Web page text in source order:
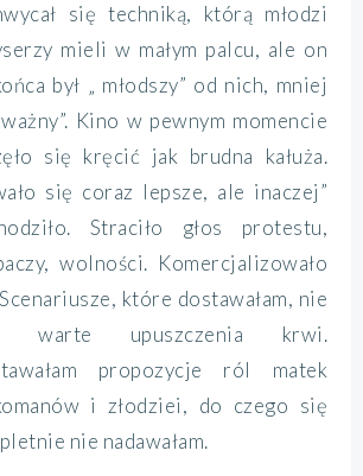
się techniką, którą młodzi
mieli w małym palcu, ale on
był „ młodszy” od nich, mniej
Kino w pewnym momencie
się kręcić jak brudna kałuża.
się coraz lepsze, ale inaczej”
Straciło głos protestu,
wolności. Komercjalizowało
które dostawałam, nie
warte upuszczenia krwi.
propozycje ról matek
i złodziei, do czego się
nie nadawałam.